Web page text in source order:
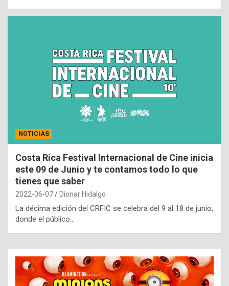
NOTICIAS
Costa Rica Festival Internacional de Cine inicia
este 09 de Junio y te contamos todo lo que
tienes que saber
2022-06-07 Dionar Hidalgo
La décima edición del CRFIC se celebra del 9 al 18 de junio,
donde el público…